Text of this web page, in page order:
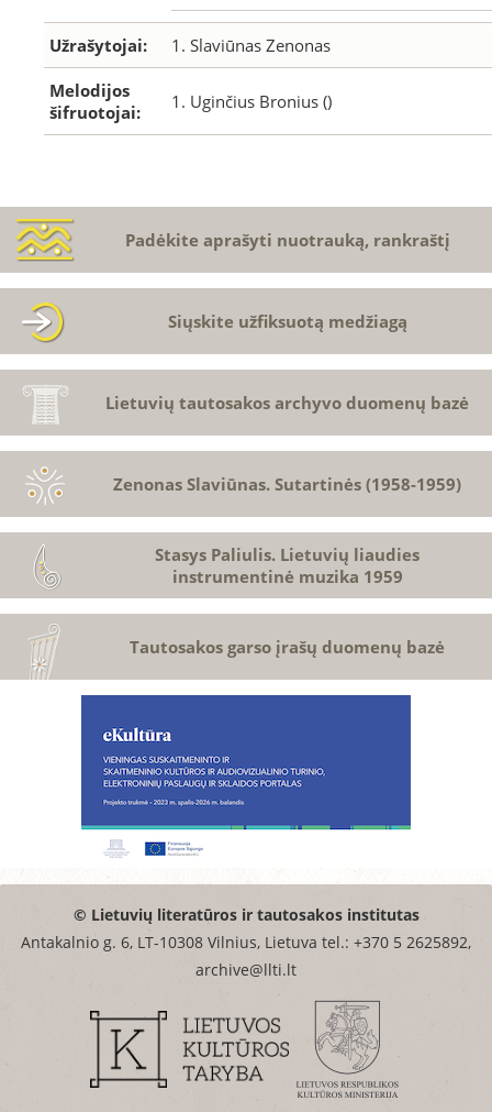
Užrašytojai: 1. Slaviūnas Zenonas
Melodijos
šifruotojai:
1. Uginčius Bronius ()
Padėkite aprašyti nuotrauką, rankraštį
Siųskite užfiksuotą medžiagą
Lietuvių tautosakos archyvo duomenų bazė
Zenonas Slaviūnas. Sutartinės (1958-1959)
Stasys Paliulis. Lietuvių liaudies
instrumentinė muzika 1959
Tautosakos garso įrašų duomenų bazė
© Lietuvių literatūros ir tautosakos institutas
Antakalnio g. 6, LT-10308 Vilnius, Lietuva tel.: +370 5 2625892,
archive@llti.lt